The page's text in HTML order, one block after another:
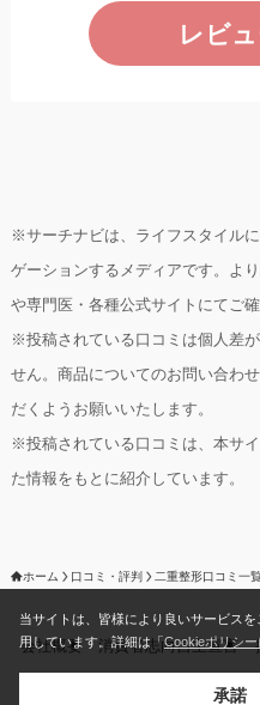
※サーチナビは、ライフスタイル
ゲーションするメディアです。よ
や専門医・各種公式サイトにてご確
※投稿されている口コミは個人差
せん。商品についてのお問い合わ
だくようお願いいたします。
※投稿されている口コミは、本サ
た情報をもとに紹介しています。
ホーム 口コミ・評判 二重整形口コミ一
会社概要 消費者志向自主宣言
当サイトは、皆様により良いサービス
用しています。詳細は「Cookieポリシ
承諾